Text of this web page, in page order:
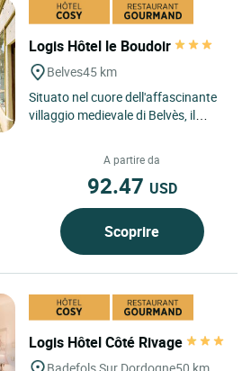
Logis Hôtel le Boudoir
Belves45 km
Situato nel cuore dell'affascinante
villaggio medievale di Belvès, il
A partire da
92.47 USD
Scoprire
Logis Hôtel Côté Rivage